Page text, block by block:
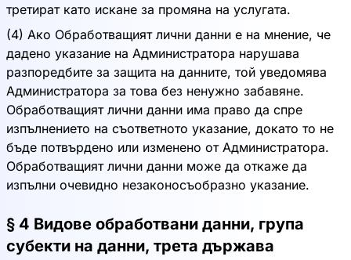
третират като искане за промяна на услугата.
(4) Ако Обработващият лични данни е на мнение, че
дадено указание на Администратора нарушава
разпоредбите за защита на данните, той уведомява
Администратора за това без ненужно забавяне.
Обработващият лични данни има право да спре
изпълнението на съответното указание, докато то не
бъде потвърдено или изменено от Администратора.
Обработващият лични данни може да откаже да
изпълни очевидно незаконосъобразно указание.
§ 4 Видове обработвани данни, група
субекти на данни, трета държава